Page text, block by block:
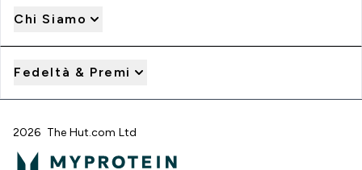
Chi Siamo
Fedeltà & Premi
2026 The Hut.com Ltd